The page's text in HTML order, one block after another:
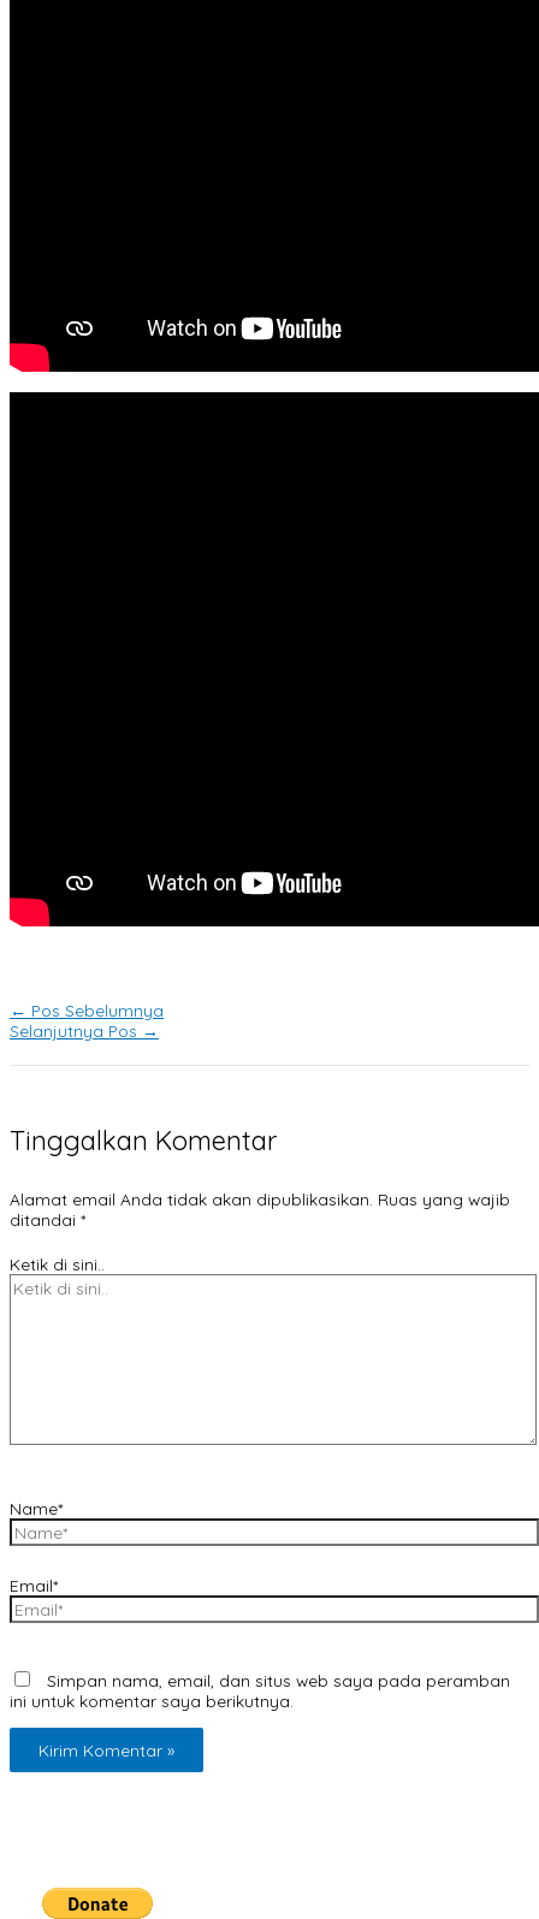
← Pos Sebelumnya
Selanjutnya Pos →
Tinggalkan Komentar
Alamat email Anda tidak akan dipublikasikan. Ruas yang wajib
ditandai *
Ketik di sini..
Name*
Email*
Simpan nama, email, dan situs web saya pada peramban
ini untuk komentar saya berikutnya.